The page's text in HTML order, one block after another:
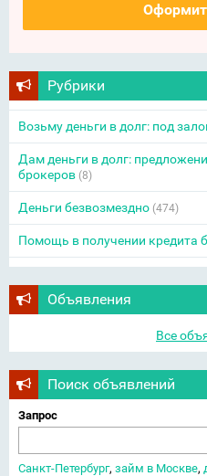
Рубрики
Возьму деньги в долг: под
Дам деньги в долг:
брокеров (8)
Деньги безвозмездно (474)
Помощь в получении кредита
Объявления
Все
Поиск объявлений
Запрос
Санкт-Петербург, займ в Москве,